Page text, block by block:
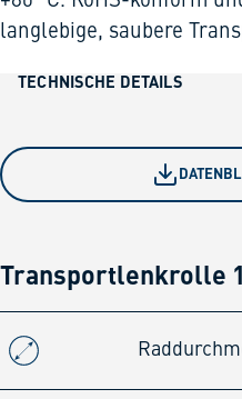
langlebige, saubere
TECHNISCHE DETAILS
Transportlenkrolle